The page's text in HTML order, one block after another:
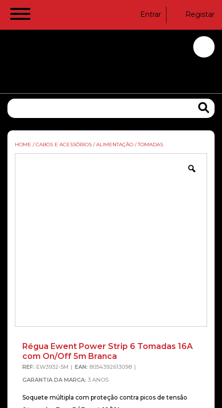
Entrar Registar
HOME / CABOS E ACESSÓRIOS / ALIMENTAÇÃO / TOMADAS
Régua Ewent Power Strip 6 Tomadas 16A
com On/Off 5m Branca
REF: EW3932-5M EAN: 8054392613098
GARANTIA DA MARCA: 3 ANOS
Soquete múltipla com proteção contra picos de tensão